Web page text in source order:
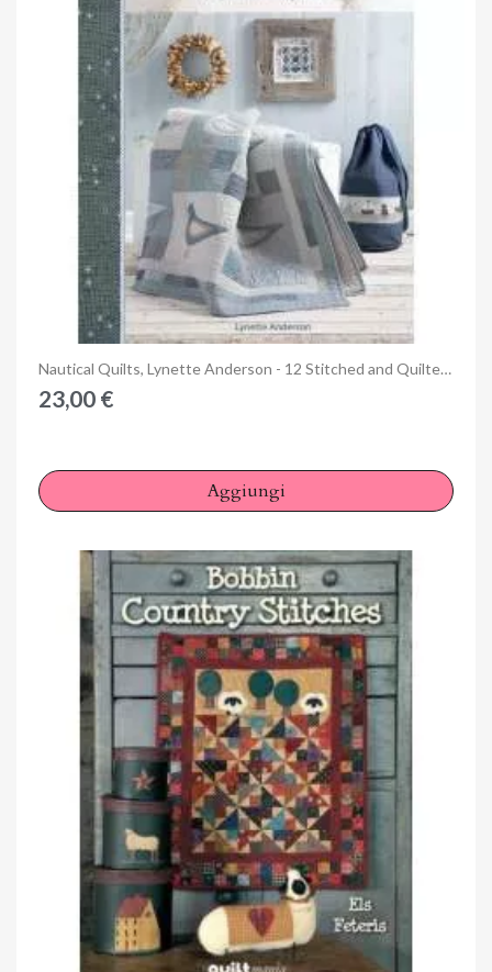
Anteprima Nautical Quilts, Lynette Anderson - 12 Stitched and Quilted Projects Celebrating the Sea
23,00 €
Aggiungi